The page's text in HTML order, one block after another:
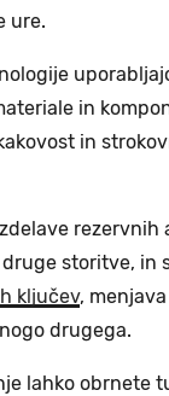
ure.
in
in
rezervnih
storitve, in
ključev,
drugega.
lahko obrnete